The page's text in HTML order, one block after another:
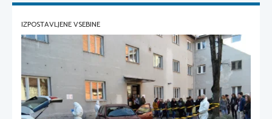
IZPOSTAVLJENE VSEBINE